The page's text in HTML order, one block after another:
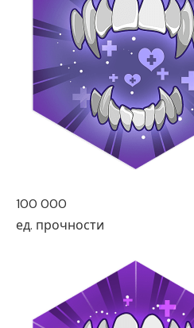
100 000
ед. прочности